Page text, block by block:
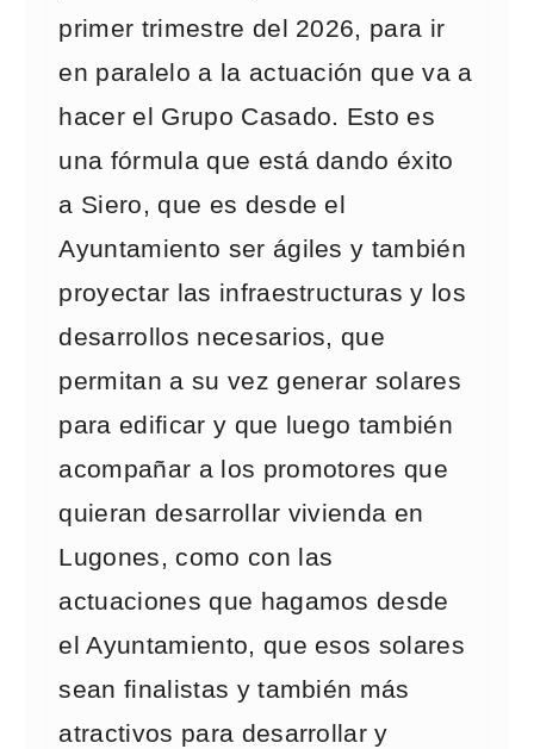
primer trimestre del 2026, para ir
en paralelo a la actuación que va a
hacer el Grupo Casado. Esto es
una fórmula que está dando éxito
a Siero, que es desde el
Ayuntamiento ser ágiles y también
proyectar las infraestructuras y los
desarrollos necesarios, que
permitan a su vez generar solares
para edificar y que luego también
acompañar a los promotores que
quieran desarrollar vivienda en
Lugones, como con las
actuaciones que hagamos desde
el Ayuntamiento, que esos solares
sean finalistas y también más
atractivos para desarrollar y